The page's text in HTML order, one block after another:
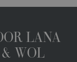
LANA
& WOL